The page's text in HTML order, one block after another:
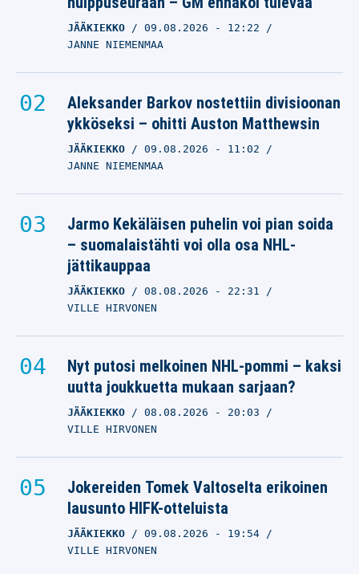
JÄÄKIEKKO 09.08.2026 - 12:22
JANNE NIEMENMAA
Aleksander Barkov nostettiin divisioonan
ykköseksi – ohitti Auston Matthewsin
JÄÄKIEKKO 09.08.2026 - 11:02
JANNE NIEMENMAA
Jarmo Kekäläisen puhelin voi pian soida
– suomalaistähti voi olla osa NHL-
jättikauppaa
JÄÄKIEKKO 08.08.2026 - 22:31
VILLE HIRVONEN
Nyt putosi melkoinen NHL-pommi – kaksi
uutta joukkuetta mukaan sarjaan?
JÄÄKIEKKO 08.08.2026 - 20:03
VILLE HIRVONEN
Jokereiden Tomek Valtoselta erikoinen
lausunto HIFK-otteluista
JÄÄKIEKKO 09.08.2026 - 19:54
VILLE HIRVONEN